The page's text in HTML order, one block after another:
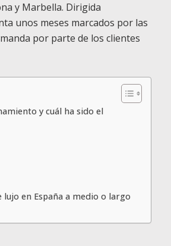
y Marbella. Dirigida
unos meses marcados por las
por parte de los clientes
y cuál ha sido el
en España a medio o largo